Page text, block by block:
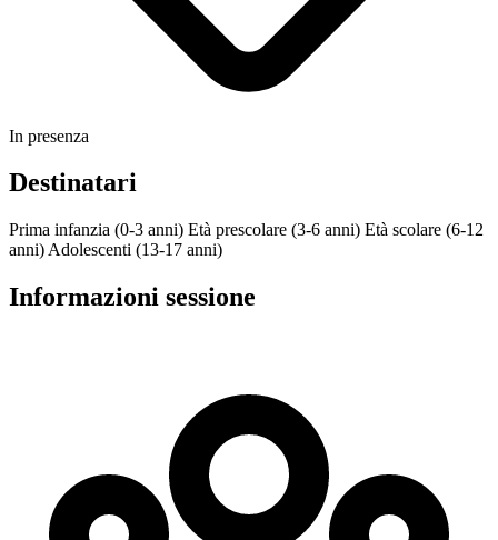
In presenza
Destinatari
Prima infanzia (0-3 anni) Età prescolare (3-6 anni) Età scolare (6-12
anni) Adolescenti (13-17 anni)
Informazioni sessione